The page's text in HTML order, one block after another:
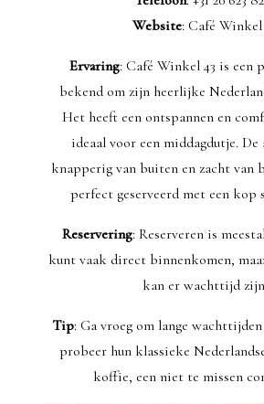
Website: Café Winkel
Ervaring: Café Winkel 43 is een
bekend om zijn heerlijke
Het heeft een ontspannen en
ideaal voor een middagdutje.
knapperig van buiten en zacht van
perfect geserveerd met een
Reservering: Reserveren is
kunt vaak direct binnenkomen,
kan er wachttijd
Tip: Ga vroeg om lange
probeer hun klassieke
koffie, een niet te missen